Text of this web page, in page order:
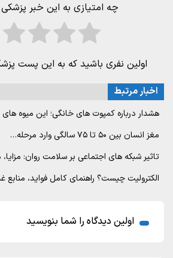
چه امتیازی به این خبر
اولین نفری باشید که به این پست
اخبار مرتبط
هشدار درباره کمپوت های خانگی؛ این میوه
مغز انسان بین ۵۰ تا ۷۵ سالگی وارد مرحله…
تاثیر شبکه های اجتماعی بر سلامت روان:
الکترولیت چیست؟ راهنمای کامل فواید،
اولین دیدگاه را شما بنویسید